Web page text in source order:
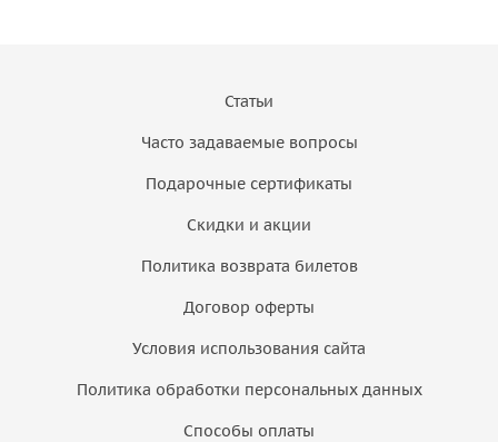
Статьи
Часто задаваемые вопросы
Подарочные сертификаты
Скидки и акции
Политика возврата билетов
Договор оферты
Условия использования сайта
Политика обработки персональных данных
Способы оплаты